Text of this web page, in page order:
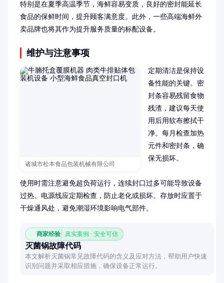
特别是在夏季高温季节，海鲜容易变质，良好的密封能延长
食品的保鲜时间，提升顾客满意度。此外，一些高端海鲜外
卖品牌也将其作为提升服务质量的标配设备。
维护与注意事项
诸城市松本食品包装机械有限公司
定期清洁是保持设
备性能的关键。密
封条容易残留食物
残渣，建议每天使
用后用软布擦拭干
净。每月检查加热
元件和密封条，确
保无损坏。
使用时需注意避免超负荷运行，连续封口过多可能导致设备
过热。电源线应定期检查，防止老化或损坏。存放时应置于
干燥通风处，避免潮湿环境影响电气部件。
商家经验 真实案例 · 安全可信
灭菌锅故障代码
本文解析灭菌锅常见故障代码的含义及应对方法，帮助用户快速
识别问题并采取相应措施，确保设备正常运行。